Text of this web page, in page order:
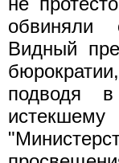
обвиняли
Видный
подводя